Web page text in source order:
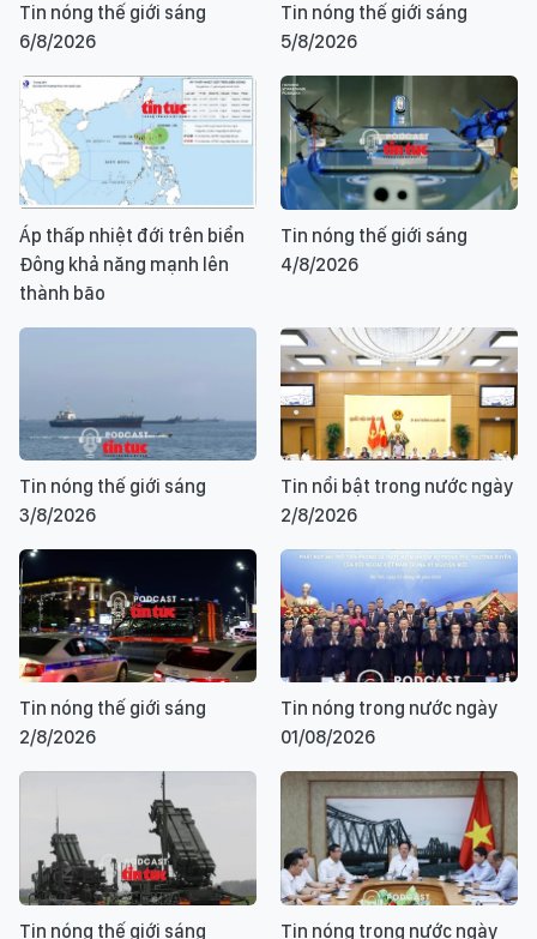
Tin nóng thế giới sáng
6/8/2026
Tin nóng thế giới sáng
5/8/2026
Áp thấp nhiệt đới trên biển
Đông khả năng mạnh lên
thành bão
Tin nóng thế giới sáng
4/8/2026
Tin nóng thế giới sáng
3/8/2026
Tin nổi bật trong nước ngày
2/8/2026
Tin nóng thế giới sáng
2/8/2026
Tin nóng trong nước ngày
01/08/2026
Tin nóng thế giới sáng Tin nóng trong nước ngày